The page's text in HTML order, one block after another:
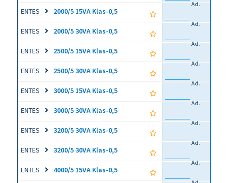
ENTES 2000/5 15VA Klas-0,5
Ad.
ENTES 2000/5 30VA Klas-0,5
Ad.
ENTES 2500/5 15VA Klas-0,5
Ad.
ENTES 2500/5 30VA Klas-0,5
Ad.
ENTES 3000/5 15VA Klas-0,5
Ad.
ENTES 3000/5 30VA Klas-0,5
Ad.
ENTES 3200/5 30VA Klas-0,5
Ad.
ENTES 3200/5 30VA Klas-0,5
Ad.
ENTES 4000/5 15VA Klas-0,5
Ad.